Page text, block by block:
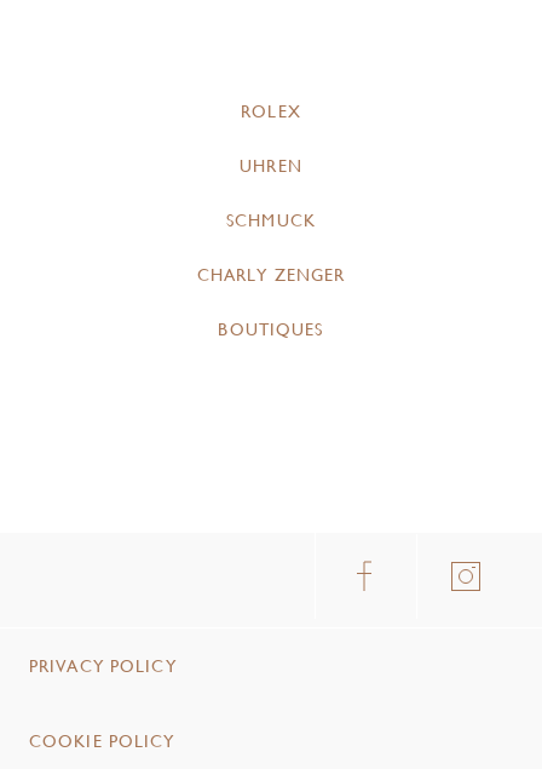
ROLEX
UHREN
SCHMUCK
CHARLY ZENGER
BOUTIQUES
PRIVACY POLICY
COOKIE POLICY